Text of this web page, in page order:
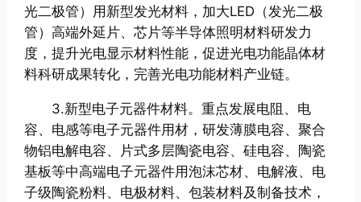
光二极管）用新型发光材料，加大LED（发光二极
管）高端外延片、芯片等半导体照明材料研发力
度，提升光电显示材料性能，促进光电功能晶体材
料科研成果转化，完善光电功能材料产业链。
3.新型电子元器件材料。重点发展电阻、电
容、电感等电子元器件用材，研发薄膜电容、聚合
物铝电解电容、片式多层陶瓷电容、硅电容、陶瓷
基板等中高端电子元器件用泡沫芯材、电解液、电
子级陶瓷粉料、电极材料、包装材料及制备技术，